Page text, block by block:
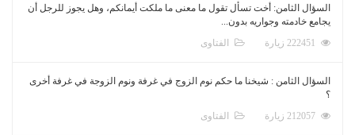
السؤال الثامن: أخت تسأل تقول ما معنى ما ملكت أيمانكم، وهل يجوز للرجل أن
يجامع خادمته وجواريه بدون...
الفتاوى
السؤال الثامن : شيخنا ما حكم نوم الزوج في غرفة ونوم الزوجة في غرفة أخرى
؟
الفتاوى